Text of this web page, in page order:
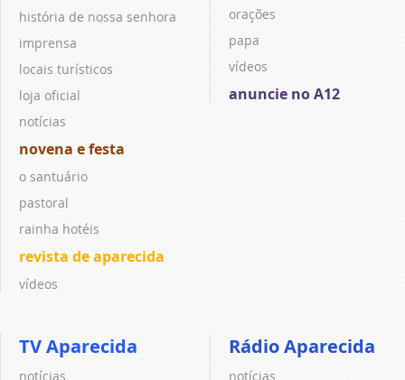
história de nossa senhora
imprensa
locais turísticos
loja oficial
notícias
novena e festa
o santuário
pastoral
rainha hotéis
revista de aparecida
vídeos
orações
papa
vídeos
anuncie no A12
TV Aparecida
notícias
Rádio Aparecida
notícias